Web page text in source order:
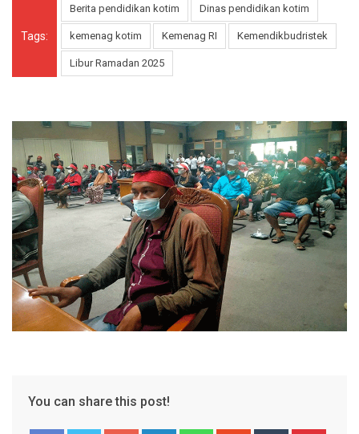
Tags:
Berita pendidikan kotim Dinas pendidikan kotim
kemenag kotim Kemenag RI Kemendikbudristek
Libur Ramadan 2025
You can share this post!